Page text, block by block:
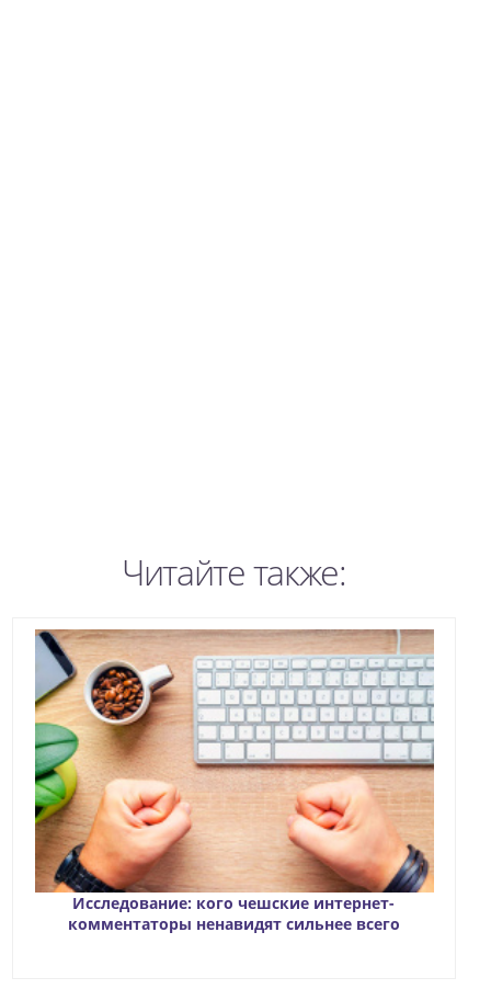
Читайте также:
Исследование: кого чешские интернет-
комментаторы ненавидят сильнее всего